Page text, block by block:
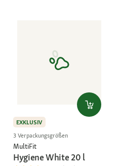
EXKLUSIV
3 Verpackungsgrößen
MultiFit
Hygiene White 20 l